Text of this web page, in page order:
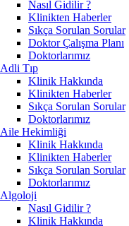
Nasıl Gidilir ?
Klinikten Haberler
Sıkça Sorulan Sorular
Doktor Çalışma Planı
Doktorlarımız
Adli Tıp
Klinik Hakkında
Klinikten Haberler
Sıkça Sorulan Sorular
Doktorlarımız
Aile Hekimliği
Klinik Hakkında
Klinikten Haberler
Sıkça Sorulan Sorular
Doktorlarımız
Algoloji
Nasıl Gidilir ?
Klinik Hakkında